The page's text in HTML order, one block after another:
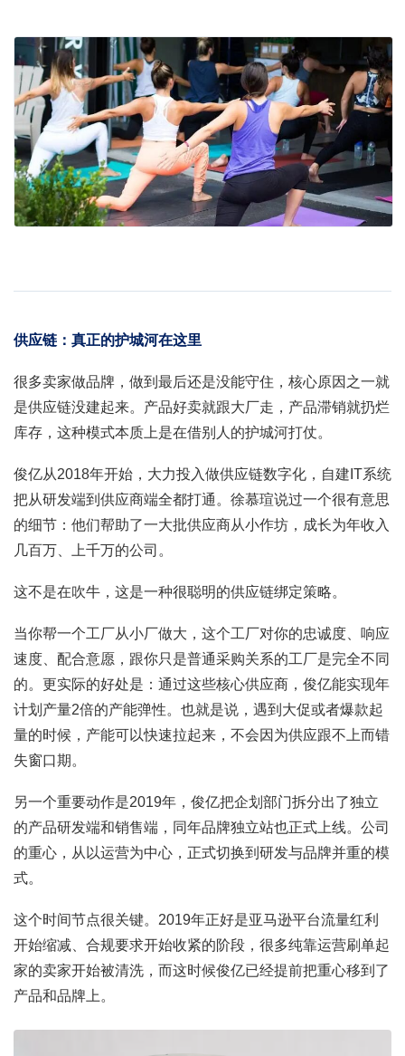
供应链：真正的护城河在这里
很多卖家做品牌，做到最后还是没能守住，核心原因之一就
是供应链没建起来。产品好卖就跟大厂走，产品滞销就扔烂
库存，这种模式本质上是在借别人的护城河打仗。
俊亿从2018年开始，大力投入做供应链数字化，自建IT系统
把从研发端到供应商端全都打通。徐慕瑄说过一个很有意思
的细节：他们帮助了一大批供应商从小作坊，成长为年收入
几百万、上千万的公司。
这不是在吹牛，这是一种很聪明的供应链绑定策略。
当你帮一个工厂从小厂做大，这个工厂对你的忠诚度、响应
速度、配合意愿，跟你只是普通采购关系的工厂是完全不同
的。更实际的好处是：通过这些核心供应商，俊亿能实现年
计划产量2倍的产能弹性。也就是说，遇到大促或者爆款起
量的时候，产能可以快速拉起来，不会因为供应跟不上而错
失窗口期。
另一个重要动作是2019年，俊亿把企划部门拆分出了独立
的产品研发端和销售端，同年品牌独立站也正式上线。公司
的重心，从以运营为中心，正式切换到研发与品牌并重的模
式。
这个时间节点很关键。2019年正好是亚马逊平台流量红利
开始缩减、合规要求开始收紧的阶段，很多纯靠运营刷单起
家的卖家开始被清洗，而这时候俊亿已经提前把重心移到了
产品和品牌上。